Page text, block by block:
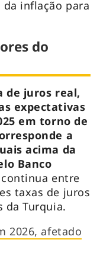
inflação para
do
de juros real,
expectativas
em torno de
a
acima da
Banco
entre
taxas de juros
da Turquia.
2026, afetado